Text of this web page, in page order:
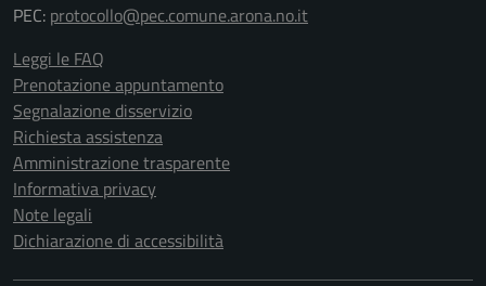
PEC: protocollo@pec.comune.arona.no.it
Leggi le FAQ
Prenotazione appuntamento
Segnalazione disservizio
Richiesta assistenza
Amministrazione trasparente
Informativa privacy
Note legali
Dichiarazione di accessibilità